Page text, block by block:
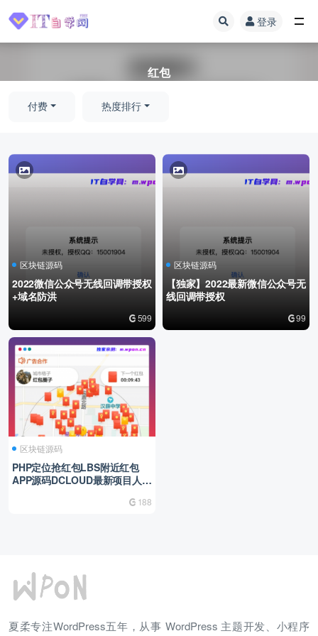
登录
红包
付费 热度排行
区块链源码
2022微信公众号无线回调带授权
+域名防洪
599
区块链源码
【独家】2022最新微信公众号无
线回调带授权
99
区块链源码
PHP定位抢红包LBS附近红包
APP源码DCLOUD最新项目人脉
188
夏柔专注WordPress五年，从事 WordPress 主题开发、小程序